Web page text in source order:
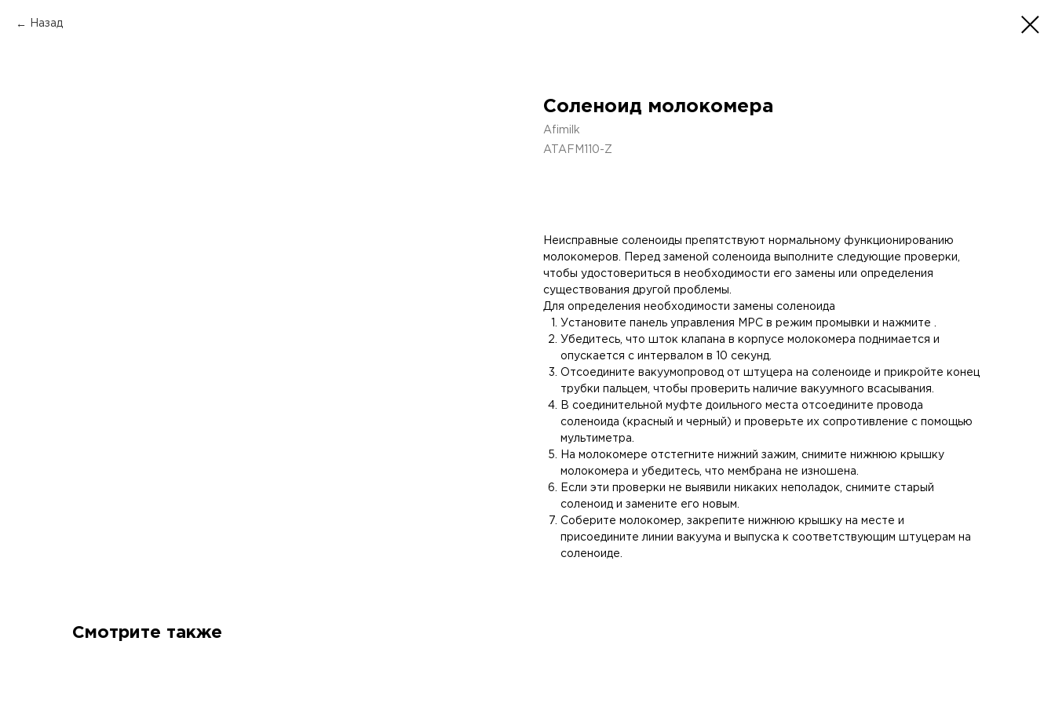
Назад
Соленоид молокомера
Afimilk
ATAFM110-Z
Неисправные соленоиды препятствуют нормальному функционированию
молокомеров. Перед заменой соленоида выполните следующие проверки,
чтобы удостовериться в необходимости его замены или определения
существования другой проблемы.
Для определения необходимости замены соленоида
Установите панель управления MPC в режим промывки и нажмите .
Убедитесь, что шток клапана в корпусе молокомера поднимается и
опускается с интервалом в 10 секунд.
Отсоедините вакуумопровод от штуцера на соленоиде и прикройте конец
трубки пальцем, чтобы проверить наличие вакуумного всасывания.
В соединительной муфте доильного места отсоедините провода
соленоида (красный и черный) и проверьте их сопротивление с помощью
мультиметра.
На молокомере отстегните нижний зажим, снимите нижнюю крышку
молокомера и убедитесь, что мембрана не изношена.
Если эти проверки не выявили никаких неполадок, снимите старый
соленоид и замените его новым.
Соберите молокомер, закрепите нижнюю крышку на месте и
присоедините линии вакуума и выпуска к соответствующим штуцерам на
соленоиде.
Смотрите также